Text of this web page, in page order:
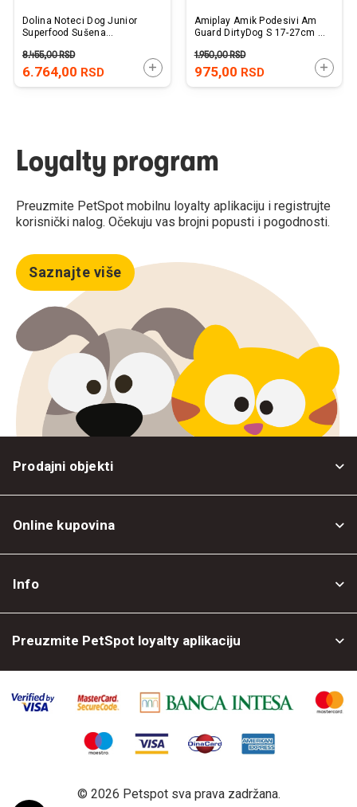
Dolina Noteci Dog Junior
Superfood Sušena
6.764,00 RSD
8.455,00RSD
DODAJTE U KORPU
Amiplay Amik Podesivi Am
Guard DirtyDog S 17-27cm /
975,00 RSD
1.950,00RSD
Loyalty program
Preuzmite PetSpot mobilnu loyalty aplikaciju i registrujte
korisnički nalog. Očekuju vas brojni popusti i pogodnosti.
Saznajte više
Prodajni objekti
Online kupovina
Info
Preuzmite PetSpot loyalty aplikaciju
© 2026 Petspot sva prava zadržana.